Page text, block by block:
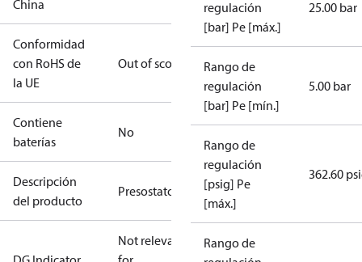
China
Conformidad
con RoHS de
la UE
Out of scope
Contiene
baterías
No
Descripción
del producto
Presostato
Not relevant
regulación
[bar] Pe [máx.]
25.00 bar
Rango de
regulación
[bar] Pe [mín.]
5.00 bar
Rango de
regulación
[psig] Pe
[máx.]
362.60
Rango de